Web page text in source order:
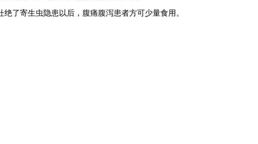
了寄生虫隐患以后，腹痛腹泻患者方可少量食用。